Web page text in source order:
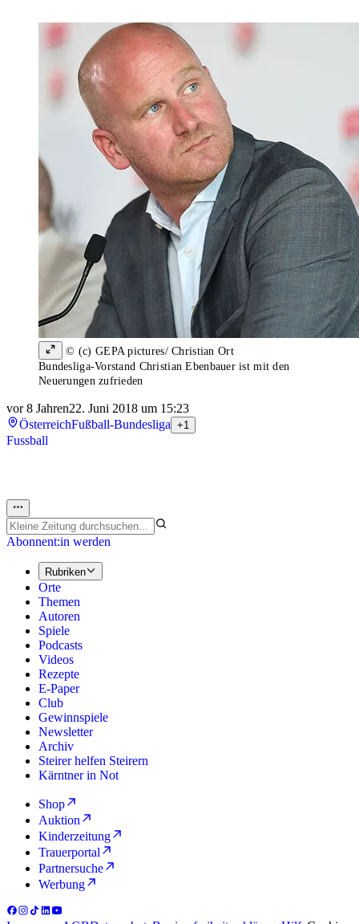
© (c) GEPA pictures/ Christian Ort
Bundesliga-Vorstand Christian Ebenbauer ist mit den
Neuerungen zufrieden
vor 8 Jahren22. Juni 2018 um 15:23
ÖsterreichFußball-Bundesliga +1
Fussball
Abonnent:in werden
Rubriken
Orte
Themen
Autoren
Spiele
Podcasts
Videos
Rezepte
E-Paper
Club
Gewinnspiele
Newsletter
Archiv
Steirer helfen Steirern
Kärntner in Not
Shop
Auktion
Kinderzeitung
Trauerportal
Partnersuche
Werbung